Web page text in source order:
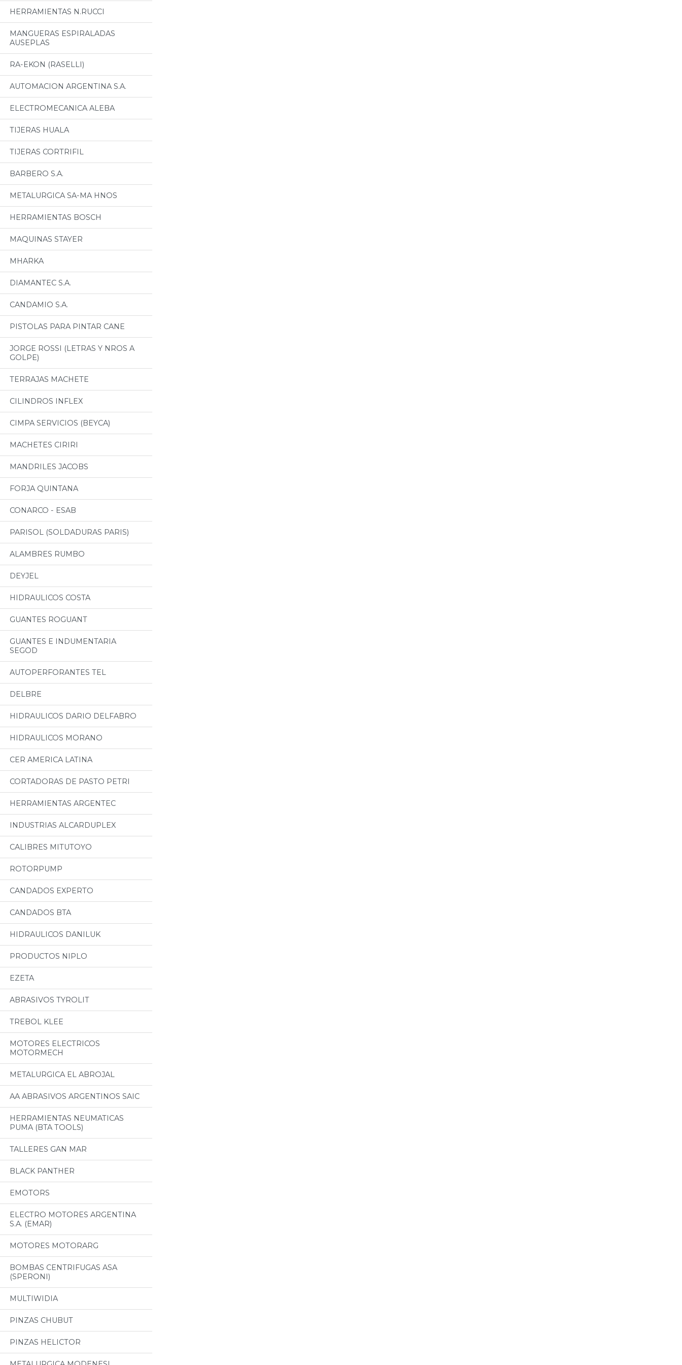
HERRAMIENTAS N.RUCCI
MANGUERAS ESPIRALADAS
AUSEPLAS
RA-EKON (RASELLI)
AUTOMACION ARGENTINA S.A.
ELECTROMECANICA ALEBA
TIJERAS HUALA
TIJERAS CORTRIFIL
BARBERO S.A.
METALURGICA SA-MA HNOS
HERRAMIENTAS BOSCH
MAQUINAS STAYER
MHARKA
DIAMANTEC S.A.
CANDAMIO S.A.
PISTOLAS PARA PINTAR CANE
JORGE ROSSI (LETRAS Y NROS A
GOLPE)
TERRAJAS MACHETE
CILINDROS INFLEX
CIMPA SERVICIOS (BEYCA)
MACHETES CIRIRI
MANDRILES JACOBS
FORJA QUINTANA
CONARCO - ESAB
PARISOL (SOLDADURAS PARIS)
ALAMBRES RUMBO
DEYJEL
HIDRAULICOS COSTA
GUANTES ROGUANT
GUANTES E INDUMENTARIA
SEGOD
AUTOPERFORANTES TEL
DELBRE
HIDRAULICOS DARIO DELFABRO
HIDRAULICOS MORANO
CER AMERICA LATINA
CORTADORAS DE PASTO PETRI
HERRAMIENTAS ARGENTEC
INDUSTRIAS ALCARDUPLEX
CALIBRES MITUTOYO
ROTORPUMP
CANDADOS EXPERTO
CANDADOS BTA
HIDRAULICOS DANILUK
PRODUCTOS NIPLO
EZETA
ABRASIVOS TYROLIT
TREBOL KLEE
MOTORES ELECTRICOS
MOTORMECH
METALURGICA EL ABROJAL
AA ABRASIVOS ARGENTINOS SAIC
HERRAMIENTAS NEUMATICAS
PUMA (BTA TOOLS)
TALLERES GAN MAR
BLACK PANTHER
EMOTORS
ELECTRO MOTORES ARGENTINA
S.A. (EMAR)
MOTORES MOTORARG
BOMBAS CENTRIFUGAS ASA
(SPERONI)
MULTIWIDIA
PINZAS CHUBUT
PINZAS HELICTOR